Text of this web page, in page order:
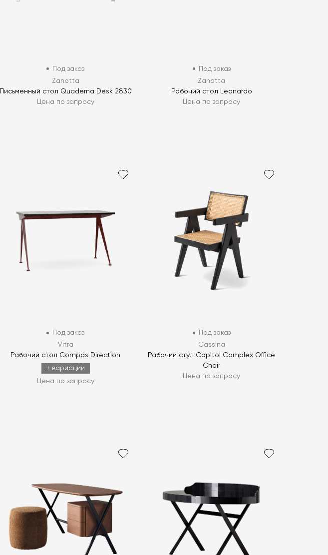
Под заказ
Zanotta
Письменный стол Quaderna Desk 2830
Цена по запросу
Под заказ
Zanotta
Рабочий стол Leonardo
Цена по запросу
Под заказ
Vitra
Рабочий стол Compas Direction
+ вариации
Цена по запросу
Под заказ
Cassina
Рабочий стул Capitol Complex Office
Chair
Цена по запросу